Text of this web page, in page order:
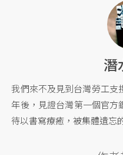
潛
我們來不及見到台灣勞工支
年後，見證台灣第一個官方
待以書寫療癒，被集體遺忘